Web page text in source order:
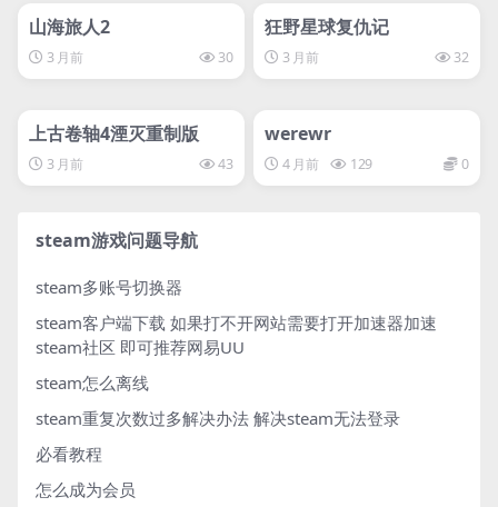
山海旅人2
3 月前 30
狂野星球复仇记
3 月前 32
svip专属
上古卷轴4湮灭重制版
3 月前 43
werewr
4 月前 129 0
steam游戏问题导航
steam多账号切换器
steam客户端下载 如果打不开网站需要打开加速器加速
steam社区 即可推荐网易UU
steam怎么离线
steam重复次数过多解决办法 解决steam无法登录
必看教程
怎么成为会员